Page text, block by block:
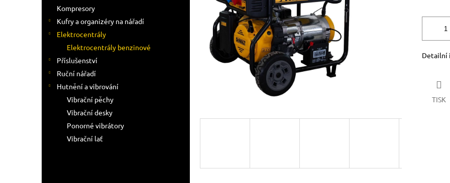
Kompresory
Kufry a organizéry na nářadí
Elektrocentrály
Elektrocentrály benzinové
Příslušenství
Ruční nářadí
Hutnění a vibrování
Vibrační pěchy
Vibrační desky
Ponorné vibrátory
Vibrační lať
Detailní
TISK